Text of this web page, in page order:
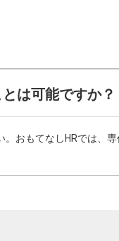
は可能ですか？
。おもてなしHRでは、